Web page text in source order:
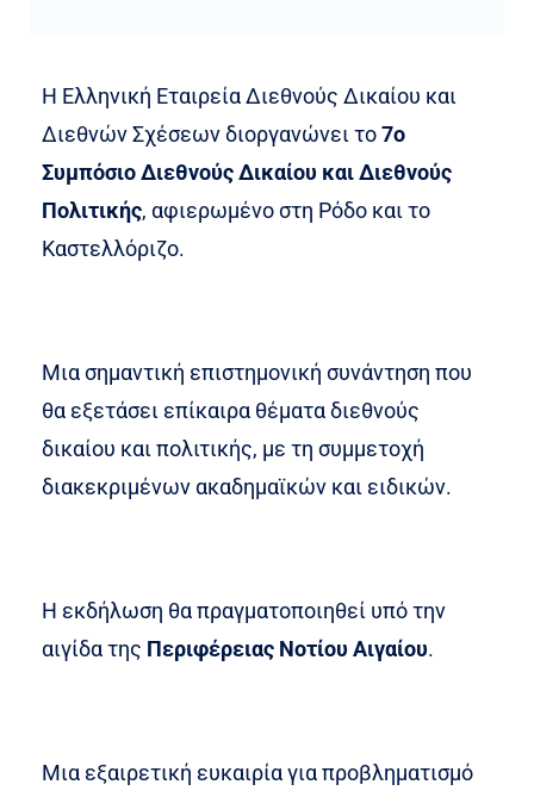
Η Ελληνική Εταιρεία Διεθνούς Δικαίου και
Διεθνών Σχέσεων διοργανώνει το7ο
Συμπόσιο Διεθνούς Δικαίου και Διεθνούς
Πολιτικής, αφιερωμένο στη Ρόδο και το
Καστελλόριζο.
Μια σημαντική επιστημονική συνάντηση που
θα εξετάσει επίκαιρα θέματα διεθνούς
δικαίου και πολιτικής, με τη συμμετοχή
διακεκριμένων ακαδημαϊκών και ειδικών.
Η εκδήλωση θα πραγματοποιηθεί υπό την
αιγίδα της Περιφέρειας Νοτίου Αιγαίου.
Μια εξαιρετική ευκαιρία για προβληματισμό